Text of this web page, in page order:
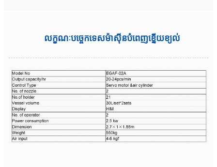
លក្ខណៈបច្ចេកទេសម៉ាស៊ីនបំពេញខ្នើយខ្យល់